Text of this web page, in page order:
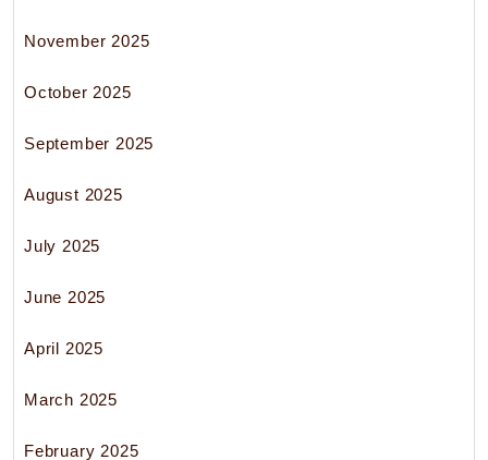
November 2025
October 2025
September 2025
August 2025
July 2025
June 2025
April 2025
March 2025
February 2025